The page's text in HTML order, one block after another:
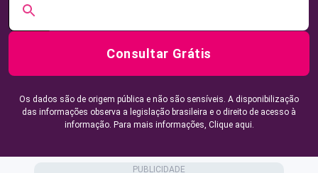
Consultar Grátis
Os dados são de origem pública e não são sensíveis. A disponibilização
das informações observa a legislação brasileira e o direito de acesso à
informação. Para mais informações, Clique aqui.